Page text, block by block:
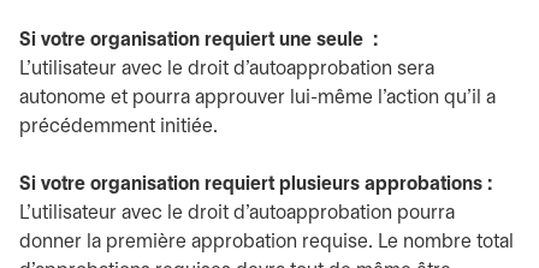
Si votre organisation requiert une seule :
L’utilisateur avec le droit d’autoapprobation sera
autonome et pourra approuver lui-même l’action qu’il a
précédemment initiée.
Si votre organisation requiert plusieurs approbations :
L’utilisateur avec le droit d’autoapprobation pourra
donner la première approbation requise. Le nombre total